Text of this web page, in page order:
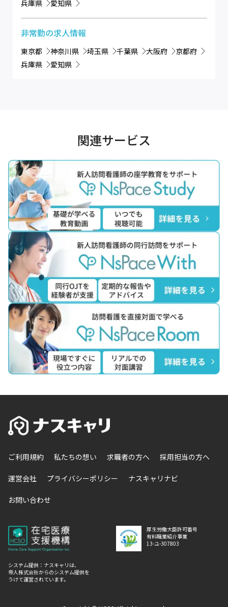
兵庫県
愛知県
非常勤の求人情報
東京都 神奈川県 埼玉県 千葉県 大阪府
京都府
兵庫県
愛知県
関連サービス
ご利用規約 私たちの想い 求職者の方へ 採用担当の方へ
運営会社 プライバシーポリシー ナスキャリナビ
お問い合わせ
厚生労働大臣許可番号
有料職業紹介事業
13-ユ-307803
システム提供：ナスキャリは、
帝人株式会社からのシステム提供を
うけて運営されています。